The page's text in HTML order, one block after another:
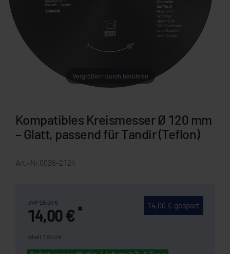
Vergrößern durch berühren
Kompatibles Kreismesser Ø 120 mm
– Glatt, passend für Tandir (Teflon)
Art.-Nr. 0026-2124
14,00 € gespart
UVP 28,00 €
14,00 € *
Inhalt 1 Stück